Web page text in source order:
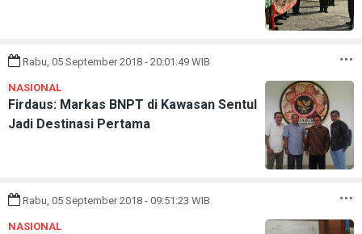
Rabu, 05 September 2018 - 20:01:49 WIB
NASIONAL
Firdaus: Markas BNPT di Kawasan Sentul
Jadi Destinasi Pertama
Rabu, 05 September 2018 - 09:51:23 WIB
NASIONAL